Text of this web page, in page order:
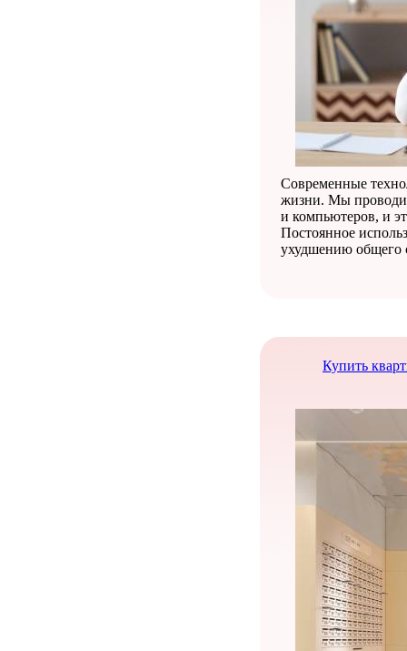
Современные
жизни. Мы
и компьютеров, и
Постоянное
ухудшению общего
Купить